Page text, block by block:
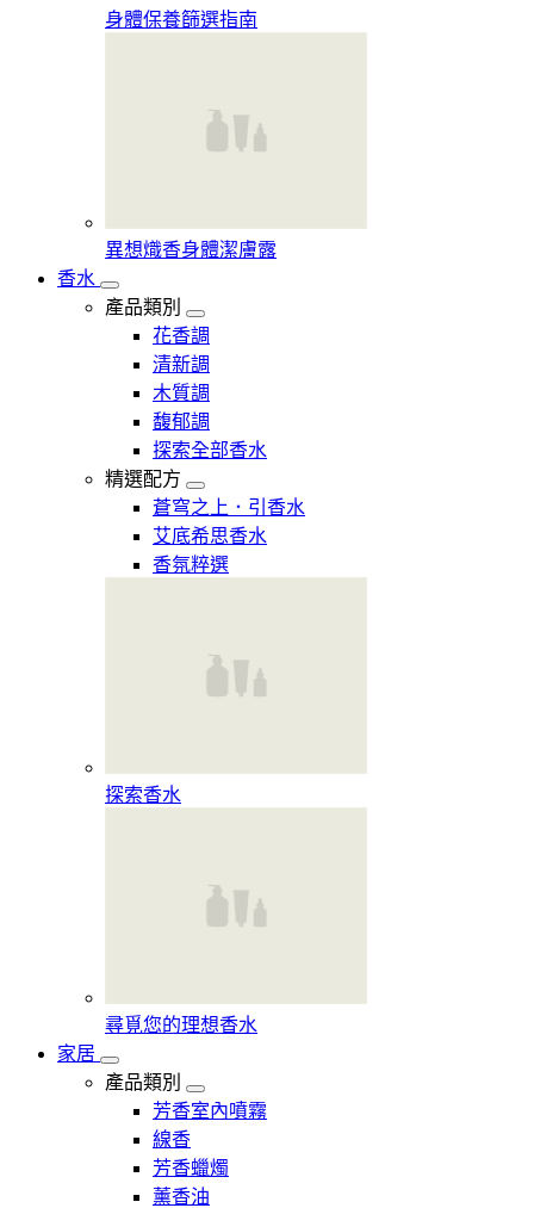
身體保養篩選指南
異想熾香身體潔膚露
香水
產品類別
花香調
清新調
木質調
馥郁調
探索全部香水
精選配方
蒼穹之上．引香水
艾底希思香水
香氛粹選
探索香水​
尋覓您的理想香水​
家居
產品類別
芳香室內噴霧
線香
芳香蠟燭
薰香油